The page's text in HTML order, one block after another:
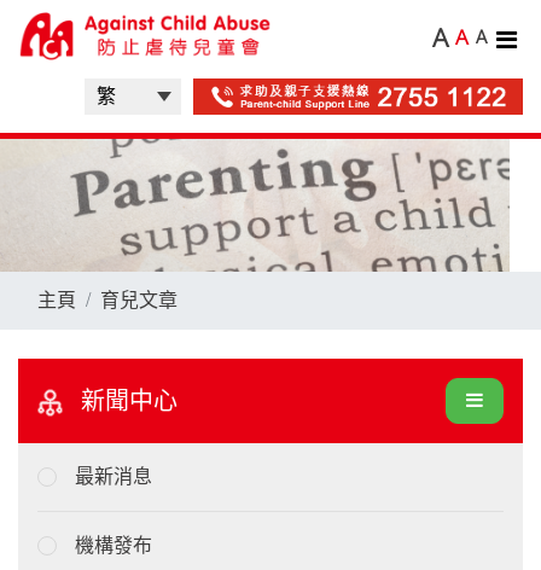
A A A
主頁 育兒文章
新聞中心
最新消息
機構發布